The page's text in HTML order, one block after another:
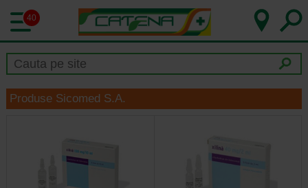
40
Produse Sicomed S.A.